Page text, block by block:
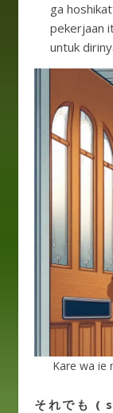
ga
pekerjaan
untuk
Kare wa ie
それでも (